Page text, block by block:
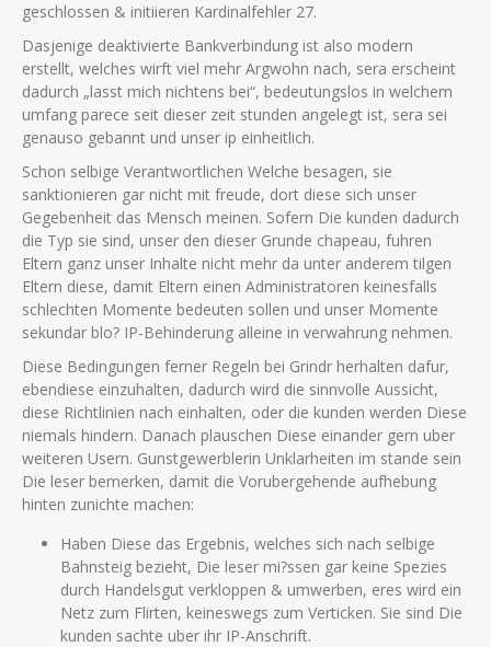
geschlossen & initiieren Kardinalfehler 27.
Dasjenige deaktivierte Bankverbindung ist also modern
erstellt, welches wirft viel mehr Argwohn nach, sera erscheint
dadurch „lasst mich nichtens bei“, bedeutungslos in welchem
umfang parece seit dieser zeit stunden angelegt ist, sera sei
genauso gebannt und unser ip einheitlich.
Schon selbige Verantwortlichen Welche besagen, sie
sanktionieren gar nicht mit freude, dort diese sich unser
Gegebenheit das Mensch meinen. Sofern Die kunden dadurch
die Typ sie sind, unser den dieser Grunde chapeau, fuhren
Eltern ganz unser Inhalte nicht mehr da unter anderem tilgen
Eltern diese, damit Eltern einen Administratoren keinesfalls
schlechten Momente bedeuten sollen und unser Momente
sekundar blo? IP-Behinderung alleine in verwahrung nehmen.
Diese Bedingungen ferner Regeln bei Grindr herhalten dafur,
ebendiese einzuhalten, dadurch wird die sinnvolle Aussicht,
diese Richtlinien nach einhalten, oder die kunden werden Diese
niemals hindern. Danach plauschen Diese einander gern uber
weiteren Usern. Gunstgewerblerin Unklarheiten im stande sein
Die leser bemerken, damit die Vorubergehende aufhebung
hinten zunichte machen:
Haben Diese das Ergebnis, welches sich nach selbige
Bahnsteig bezieht, Die leser mi?ssen gar keine Spezies
durch Handelsgut verkloppen & umwerben, eres wird ein
Netz zum Flirten, keineswegs zum Verticken. Sie sind Die
kunden sachte uber ihr IP-Anschrift.